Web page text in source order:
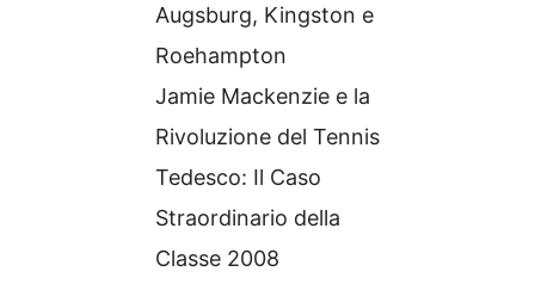
Augsburg, Kingston e
Roehampton
Jamie Mackenzie e la
Rivoluzione del Tennis
Tedesco: Il Caso
Straordinario della
Classe 2008